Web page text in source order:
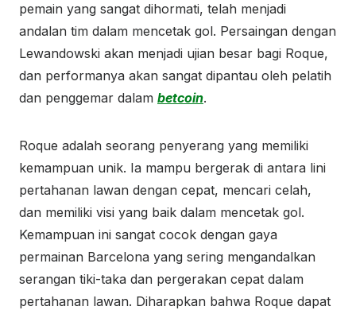
pemain yang sangat dihormati, telah menjadi
andalan tim dalam mencetak gol. Persaingan dengan
Lewandowski akan menjadi ujian besar bagi Roque,
dan performanya akan sangat dipantau oleh pelatih
dan penggemar dalam betcoin.
Roque adalah seorang penyerang yang memiliki
kemampuan unik. Ia mampu bergerak di antara lini
pertahanan lawan dengan cepat, mencari celah,
dan memiliki visi yang baik dalam mencetak gol.
Kemampuan ini sangat cocok dengan gaya
permainan Barcelona yang sering mengandalkan
serangan tiki-taka dan pergerakan cepat dalam
pertahanan lawan. Diharapkan bahwa Roque dapat